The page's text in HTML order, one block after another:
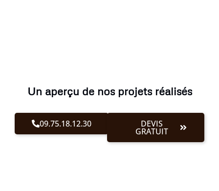
Un aperçu de nos projets réalisés
09.75.18.12.30 DEVIS
GRATUIT